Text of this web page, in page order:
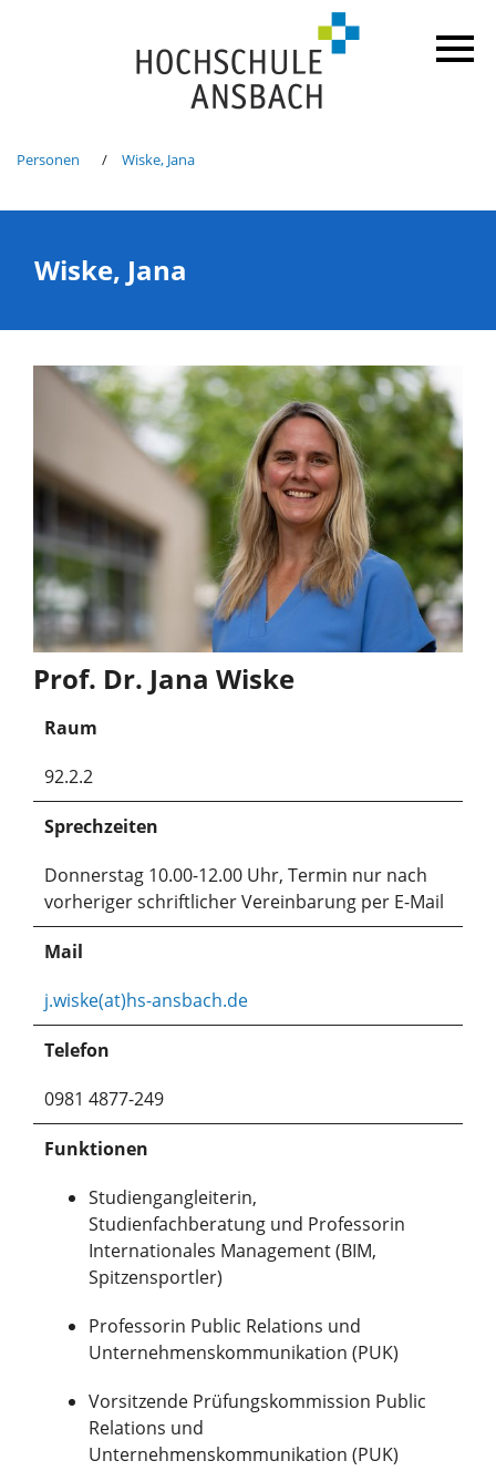
Personen Wiske, Jana
Wiske, Jana
Prof. Dr. Jana Wiske
Raum
92.2.2
Sprechzeiten
Donnerstag 10.00-12.00 Uhr, Termin nur nach
vorheriger schriftlicher Vereinbarung per E-Mail
Mail
j.wiske(at)hs-ansbach.de
Telefon
0981 4877-249
Funktionen
Studiengangleiterin,
Studienfachberatung und Professorin
Internationales Management (BIM,
Spitzensportler)
Professorin Public Relations und
Unternehmenskommunikation (PUK)
Vorsitzende Prüfungskommission Public
Relations und
Unternehmenskommunikation (PUK)